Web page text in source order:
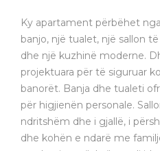
Ky apartament përbëhet
banjo, një tualet, një sallon
dhe një kuzhinë moderne.
projektuara për të siguruar
banorët. Banja dhe tualeti
për higjienën personale.
ndritshëm dhe i gjallë, i
dhe kohën e ndarë me